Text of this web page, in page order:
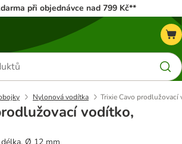
při objednávce nad 799 Kč**
Nylonová vodítka Trixie Cavo prodlužovací
vodítko,